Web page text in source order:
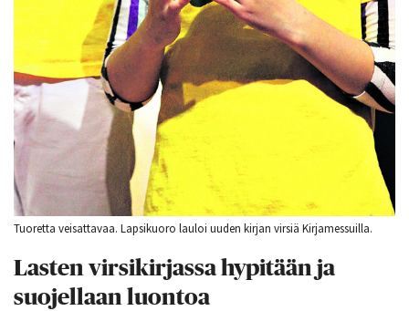
Tuoretta veisattavaa. Lapsikuoro lauloi uuden kirjan virsiä Kirjamessuilla.
Lasten virsikirjassa hypitään ja
suojellaan luontoa